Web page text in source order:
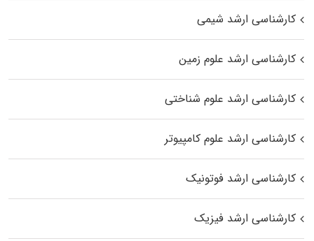
کارشناسی ارشد شیمی
کارشناسی ارشد علوم زمین
کارشناسی ارشد علوم شناختی
کارشناسی ارشد علوم کامپیوتر
کارشناسی ارشد فوتونیک
کارشناسی ارشد فیزیک